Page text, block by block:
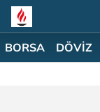
BORSA DÖVİZ